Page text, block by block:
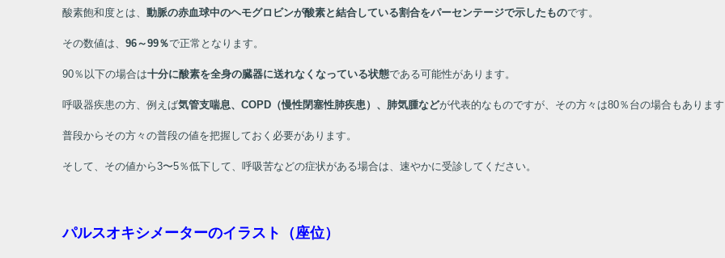
酸素飽和度とは、 動脈の赤血球中のヘモグロビンが酸素と結合している割合をパーセンテージで示したものです。
その数値は、 96～99％で正常となります。
90％以下の場合は十分に酸素を全身の臓器に送れなくなっている状態である可能性があります。
呼吸器疾患の方、例えば気管支喘息、 COPD （慢性閉塞性肺疾患）、肺気腫などが代表的なものですが、その方々は80％台の場合もありま
普段からその方々の普段の値を把握しておく必要があります。
そして、その値から3〜5％低下して、呼吸苦などの症状がある場合は、速やかに受診してください。
パルスオキシメーターのイラスト（座位）